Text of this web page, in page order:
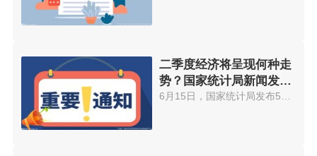
二季度经济将呈现何种走
势？国家统计局新闻发言
人这样说